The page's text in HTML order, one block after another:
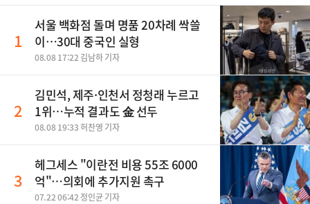
1
서울 백화점 돌며 명품 20차례 싹쓸
이…30대 중국인 실형
08.08 17:22 김남하 기자
2
김민석, 제주·인천서 정청래 누르고
1위…누적 결과도 金 선두
08.08 19:33 허찬영 기자
3
헤그세스 "이란전 비용 55조 6000
억"…의회에 추가지원 촉구
07.22 06:42 정인균 기자